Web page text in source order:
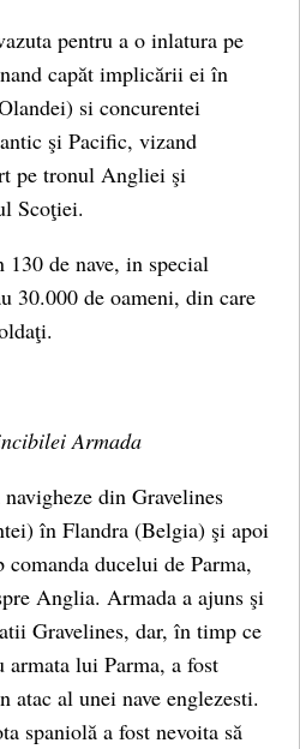
pentru a o inlatura pe
capăt implicării ei în
si concurentei
şi Pacific, vizand
pe tronul Angliei şi
Scoţiei.
de nave, in special
30.000 de oameni, din care
Armada
din Gravelines
în Flandra (Belgia) şi apoi
comanda ducelui de Parma,
Anglia. Armada a ajuns şi
Gravelines, dar, în timp ce
armata lui Parma, a fost
atac al unei nave englezesti.
spaniolă a fost nevoita să